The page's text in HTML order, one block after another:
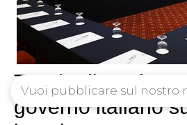
Tavolo di
governo italiano
Vuoi pubblicare sul nostro